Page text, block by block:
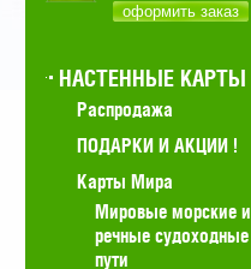
оформить заказ
НАСТЕННЫЕ КАРТЫ
Распродажа
ПОДАРКИ И АКЦИИ !
Карты Мира
Мировые морские и
речные судоходные
пути